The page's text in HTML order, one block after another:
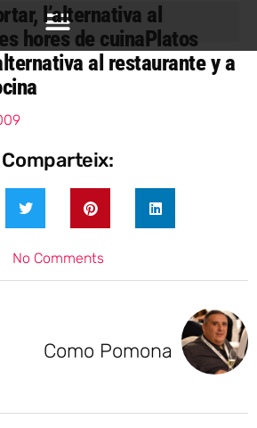
l’alternativa al
hores de cuinaPlatos
al restaurante y a
Comparteix:
No Comments
Como Pomona